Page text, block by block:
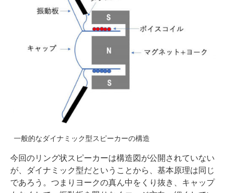
一般的なダイナミック型スピーカーの構造
今回のリング状スピーカーは構造図が公開されていない
が、ダイナミック型だということから、基本原理は同じ
であろう。つまりヨークの真ん中をくり抜き、キャップ